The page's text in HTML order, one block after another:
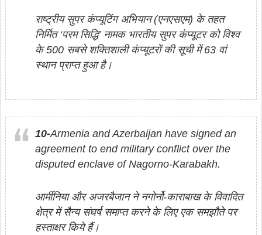
राष्ट्रीय सुपर कंप्यूटिंग अभियान (एनएसएम) के तहत
निर्मित ‘परम सिद्धि’ नामक भारतीय सुपर कंप्यूटर को विश्व
के 500 सबसे शक्तिशाली कंप्यूटरों की सूची में 63 वां
स्थान प्राप्त हुआ है।
10-Armenia and Azerbaijan have signed an
agreement to end military conflict over the
disputed enclave of Nagorno-Karabakh.
आर्मीनिया और अजरबैजान ने नगोर्नो-काराबाख के विवादित
क्षेत्र में सैन्य संघर्ष समाप्त करने के लिए एक समझौते पर
हस्ताक्षर किये हैं।